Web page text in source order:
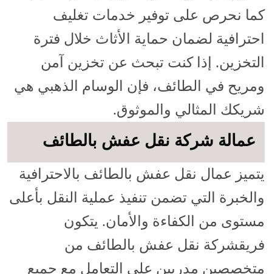
كما نحرص على توفير خدمات تغليف
احترافية لضمان حماية الأثاث خلال فترة
التخزين. إذا كنت تبحث عن تخزين آمن
ومريح في الطائف، فإن الوسام الذهبي هي
شريكك المثالي والموثوق.
عمالة شركة نقل عفش بالطائف
يتميز عمال نقل عفش بالطائف بالاحترافية
والخبرة التي تضمن تنفيذ عملية النقل بأعلى
مستوى من الكفاءة والأمان. يتكون
فريقشركة نقل عفش بالطائف من
متخصصين مدربين على التعامل مع جميع